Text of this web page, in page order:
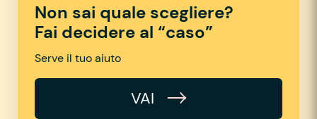
Non sai quale scegliere?
Fai decidere al “caso”
Serve il tuo aiuto
VAI